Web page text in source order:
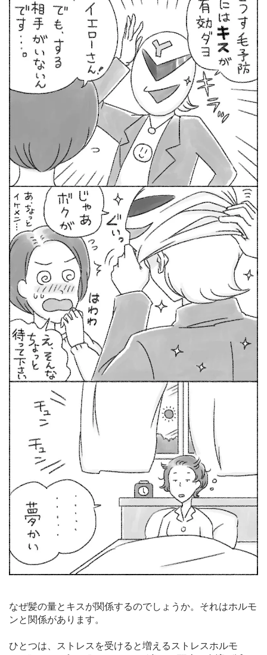
なぜ髪の量とキスが関係するのでしょうか。それはホルモ
ンと関係があります。
ひとつは、ストレスを受けると増えるストレスホルモ